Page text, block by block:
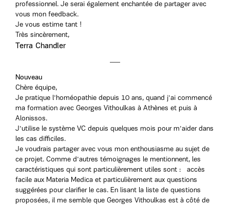
professionnel. Je serai également enchantée de partager avec
vous mon feedback.
Je vous estime tant !
Très sincèrement,
Terra Chandler
Nouveau
Chère équipe,
Je pratique l'homéopathie depuis 10 ans, quand j'ai commencé
ma formation avec Georges Vithoulkas à Athènes et puis à
Alonissos.
J'utilise le système VC depuis quelques mois pour m'aider dans
les cas difficiles.
Je voudrais partager avec vous mon enthousiasme au sujet de
ce projet. Comme d'autres témoignages le mentionnent, les
caractéristiques qui sont particulièrement utiles sont : accès
facile aux Materia Medica et particulièrement aux questions
suggérées pour clarifier le cas. En lisant la liste de questions
proposées, il me semble que Georges Vithoulkas est à côté de